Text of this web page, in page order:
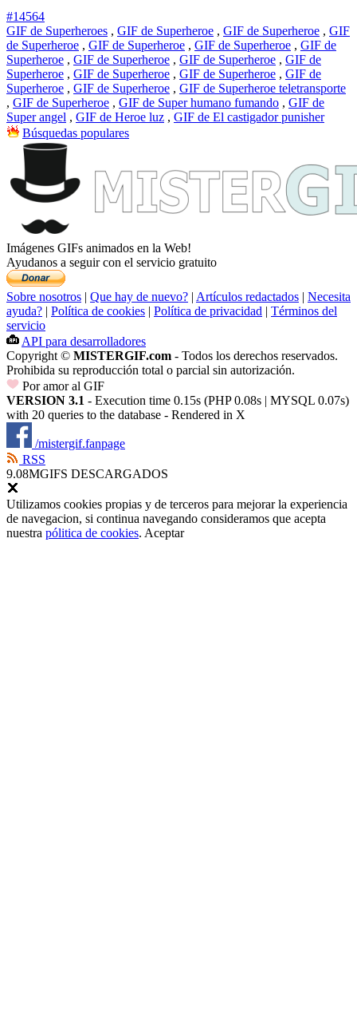
#14564
GIF de Superheroes , GIF de Superheroe , GIF de Superheroe , GIF
de Superheroe , GIF de Superheroe , GIF de Superheroe , GIF de
Superheroe , GIF de Superheroe , GIF de Superheroe , GIF de
Superheroe , GIF de Superheroe , GIF de Superheroe , GIF de
Superheroe , GIF de Superheroe , GIF de Superheroe teletransporte
, GIF de Superheroe , GIF de Super humano fumando , GIF de
Super angel , GIF de Heroe luz , GIF de El castigador punisher
Búsquedas populares
Imágenes GIFs animados en la Web!
Ayudanos a seguir con el servicio gratuito
Sobre nosotros | Que hay de nuevo? | Artículos redactados | Necesita
ayuda? | Política de cookies | Política de privacidad | Términos del
servicio
API para desarrolladores
Copyright © MISTERGIF.com - Todos los derechos reservados.
Prohibida su reproducción total o parcial sin autorización.
Por amor al GIF
VERSION 3.1 - Execution time 0.15s (PHP 0.08s | MYSQL 0.07s)
with 20 queries to the database - Rendered in X
/mistergif.fanpage
RSS
9.08MGIFS DESCARGADOS
Utilizamos cookies propias y de terceros para mejorar la experiencia
de navegacion, si continua navegando consideramos que acepta
nuestra pólitica de cookies. Aceptar